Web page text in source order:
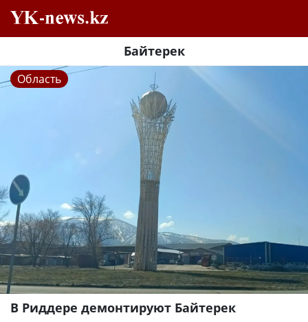
Байтерек
Область
В Риддере демонтируют Байтерек